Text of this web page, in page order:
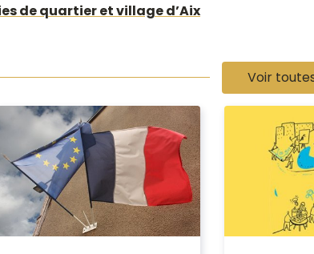
de quartier et village d’Aix
Voir